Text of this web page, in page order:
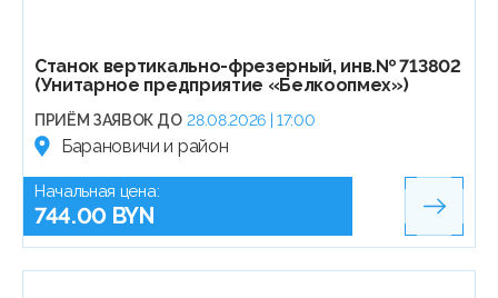
Станок вертикально-фрезерный, инв.№ 713802
(Унитарное предприятие «Белкоопмех»)
ПРИЁМ ЗАЯВОК ДО 28.08.2026 | 17:00
Барановичи и район
Начальная цена:
744.00 BYN